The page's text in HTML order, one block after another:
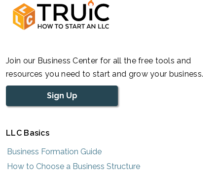
Join our Business Center for all the free tools and
resources you need to start and grow your business.
Sign Up
LLC Basics
Business Formation Guide
How to Choose a Business Structure